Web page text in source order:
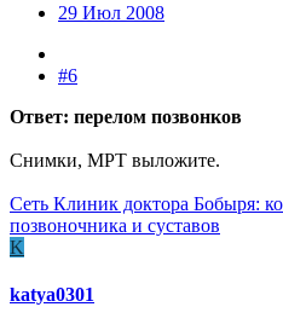
29 Июл 2008
#6
Ответ: перелом позвонков
Снимки, МРТ выложите.
Сеть Клиник доктора Бобыря:
позвоночника и суставов
K
katya0301